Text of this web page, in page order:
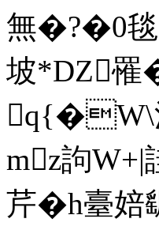
無�?�0
坡*DZ罹
q{�W\
mz訽
芹�h臺